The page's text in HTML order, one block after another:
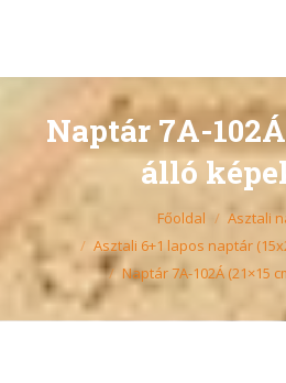
Naptár 7A-
álló
You are here: Főoldal
Asztali
Asztali 6+1 lapos naptár
Naptár 7A-102Á (21×15